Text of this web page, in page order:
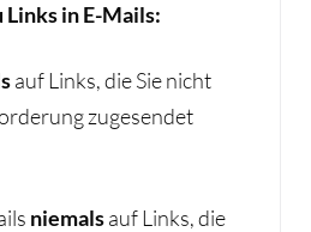
Links in E-Mails:
auf Links, die Sie nicht
zugesendet
niemalsauf Links, die